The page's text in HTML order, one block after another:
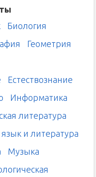
Биология
Геометрия
Естествознание
Информатика
литература
язык и литература
Музыка